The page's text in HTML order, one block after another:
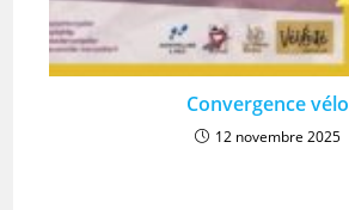
Convergence vélo
12 novembre 2025